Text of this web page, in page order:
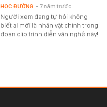
Người xem đang tự hỏi không
biết ai mới là nhân vật chính trong
đoạn clip trình diễn văn nghệ này!
HỌC ĐƯỜNG - 7 năm trước